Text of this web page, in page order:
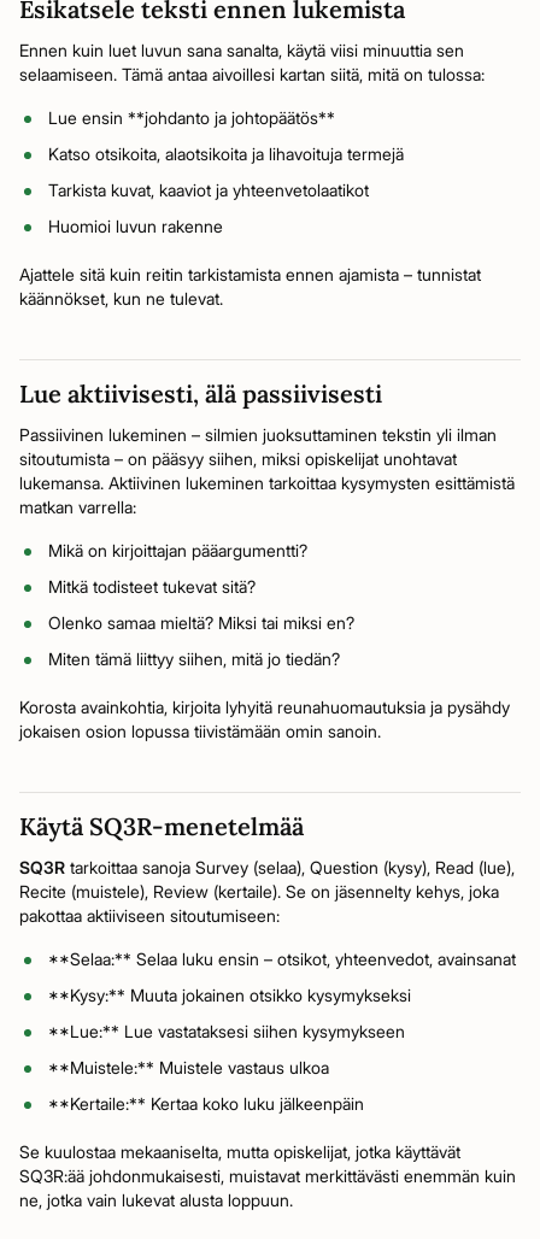
Esikatsele teksti ennen lukemista
Ennen kuin luet luvun sana sanalta, käytä viisi minuuttia sen
selaamiseen. Tämä antaa aivoillesi kartan siitä, mitä on tulossa:
Lue ensin **johdanto ja johtopäätös**
Katso otsikoita, alaotsikoita ja lihavoituja termejä
Tarkista kuvat, kaaviot ja yhteenvetolaatikot
Huomioi luvun rakenne
Ajattele sitä kuin reitin tarkistamista ennen ajamista – tunnistat
käännökset, kun ne tulevat.
Lue aktiivisesti, älä passiivisesti
Passiivinen lukeminen – silmien juoksuttaminen tekstin yli ilman
sitoutumista – on pääsyy siihen, miksi opiskelijat unohtavat
lukemansa. Aktiivinen lukeminen tarkoittaa kysymysten esittämistä
matkan varrella:
Mikä on kirjoittajan pääargumentti?
Mitkä todisteet tukevat sitä?
Olenko samaa mieltä? Miksi tai miksi en?
Miten tämä liittyy siihen, mitä jo tiedän?
Korosta avainkohtia, kirjoita lyhyitä reunahuomautuksia ja pysähdy
jokaisen osion lopussa tiivistämään omin sanoin.
Käytä SQ3R-menetelmää
SQ3R tarkoittaa sanoja Survey (selaa), Question (kysy), Read (lue),
Recite (muistele), Review (kertaile). Se on jäsennelty kehys, joka
pakottaa aktiiviseen sitoutumiseen:
**Selaa:** Selaa luku ensin – otsikot, yhteenvedot, avainsanat
**Kysy:** Muuta jokainen otsikko kysymykseksi
**Lue:** Lue vastataksesi siihen kysymykseen
**Muistele:** Muistele vastaus ulkoa
**Kertaile:** Kertaa koko luku jälkeenpäin
Se kuulostaa mekaaniselta, mutta opiskelijat, jotka käyttävät
SQ3R:ää johdonmukaisesti, muistavat merkittävästi enemmän kuin
ne, jotka vain lukevat alusta loppuun.